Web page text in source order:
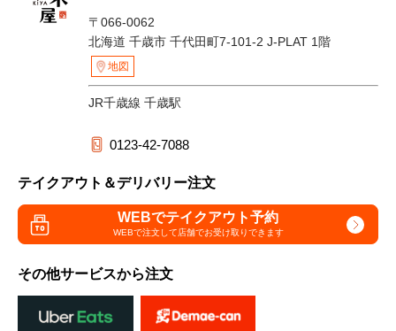
〒066-0062
北海道 千歳市 千代田町7-101-2 J-PLAT 1階
地図
JR千歳線 千歳駅
0123-42-7088
テイクアウト＆デリバリー注文
WEBでテイクアウト予約
WEBで注文して店舗でお受け取りできます
その他サービスから注文